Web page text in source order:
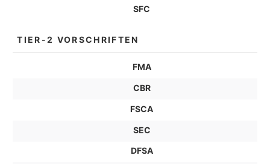
SFC
TIER-2 VORSCHRIFTEN
FMA
CBR
FSCA
SEC
DFSA